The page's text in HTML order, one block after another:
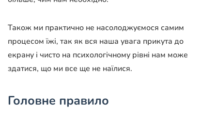
Також ми практично не насолоджуємося самим
процесом їжі, так як вся наша увага прикута до
екрану і чисто на психологічному рівні нам може
здатися, що ми все ще не наїлися.
Головне правило